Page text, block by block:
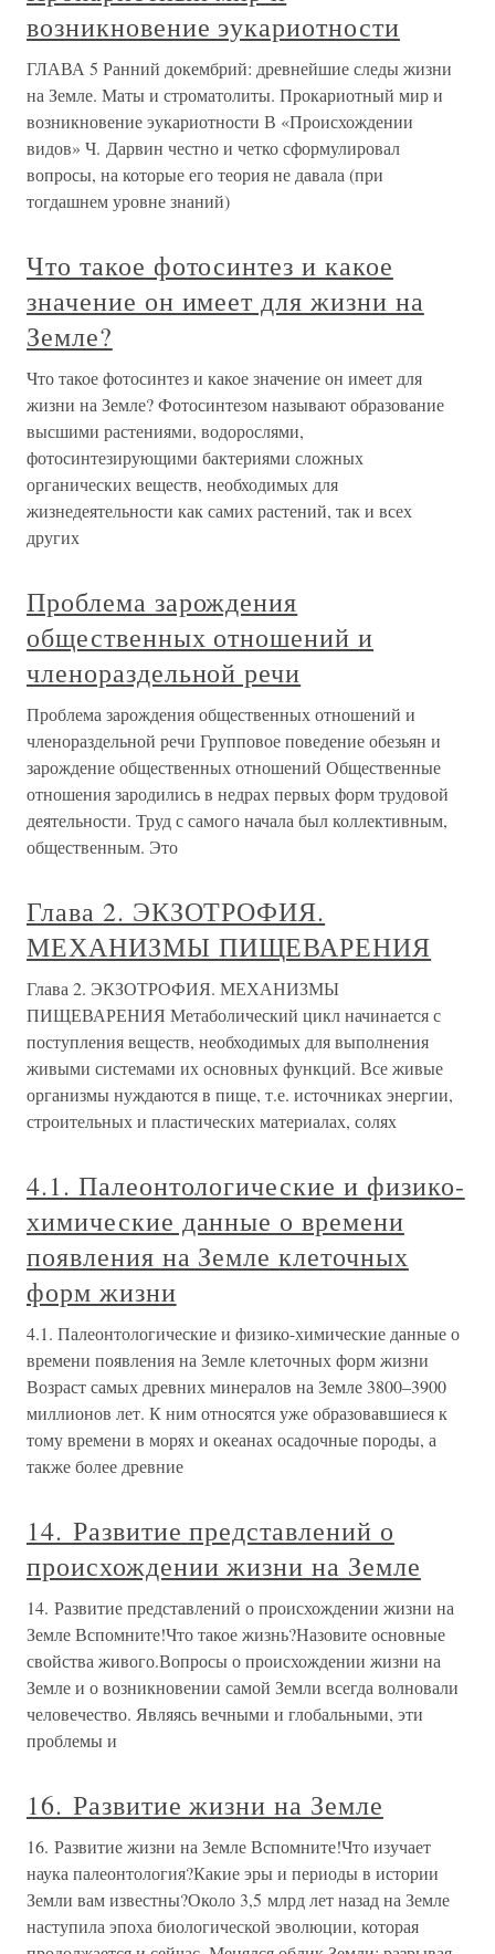
возникновение эукариотности
ГЛАВА 5 Ранний докембрий: древнейшие следы жизни
на Земле. Маты и строматолиты. Прокариотный мир и
возникновение эукариотности В «Происхождении
видов» Ч. Дарвин честно и четко сформулировал
вопросы, на которые его теория не давала (при
тогдашнем уровне знаний)
Что такое фотосинтез и какое
значение он имеет для жизни на
Земле?
Что такое фотосинтез и какое значение он имеет для
жизни на Земле? Фотосинтезом называют образование
высшими растениями, водорослями,
фотосинтезирующими бактериями сложных
органических веществ, необходимых для
жизнедеятельности как самих растений, так и всех
других
Проблема зарождения
общественных отношений и
членораздельной речи
Проблема зарождения общественных отношений и
членораздельной речи Групповое поведение обезьян и
зарождение общественных отношений Общественные
отношения зародились в недрах первых форм трудовой
деятельности. Труд с самого начала был коллективным,
общественным. Это
Глава 2. ЭКЗОТРОФИЯ.
МЕХАНИЗМЫ ПИЩЕВАРЕНИЯ
Глава 2. ЭКЗОТРОФИЯ. МЕХАНИЗМЫ
ПИЩЕВАРЕНИЯ Метаболический цикл начинается с
поступления веществ, необходимых для выполнения
живыми системами их основных функций. Все живые
организмы нуждаются в пище, т.е. источниках энергии,
строительных и пластических материалах, солях
4.1. Палеонтологические и физико-
химические данные о времени
появления на Земле клеточных
форм жизни
4.1. Палеонтологические и физико-химические данные о
времени появления на Земле клеточных форм жизни
Возраст самых древних минералов на Земле 3800–3900
миллионов лет. К ним относятся уже образовавшиеся к
тому времени в морях и океанах осадочные породы, а
также более древние
14. Развитие представлений о
происхождении жизни на Земле
14. Развитие представлений о происхождении жизни на
Земле Вспомните!Что такое жизнь?Назовите основные
свойства живого.Вопросы о происхождении жизни на
Земле и о возникновении самой Земли всегда волновали
человечество. Являясь вечными и глобальными, эти
проблемы и
16. Развитие жизни на Земле
16. Развитие жизни на Земле Вспомните!Что изучает
наука палеонтология?Какие эры и периоды в истории
Земли вам известны?Около 3,5 млрд лет назад на Земле
наступила эпоха биологической эволюции, которая